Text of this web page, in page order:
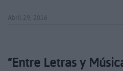
Abril 29, 2016
“Entre Letras y